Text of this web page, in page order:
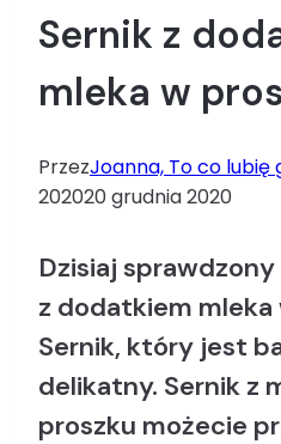
Sernik z
mleka w
PrzezJoanna, To co lubię
202020 grudnia 2020
Dzisiaj
z dodatkiem mleka
Sernik, który jest
delikatny. Sernik z
proszku możecie